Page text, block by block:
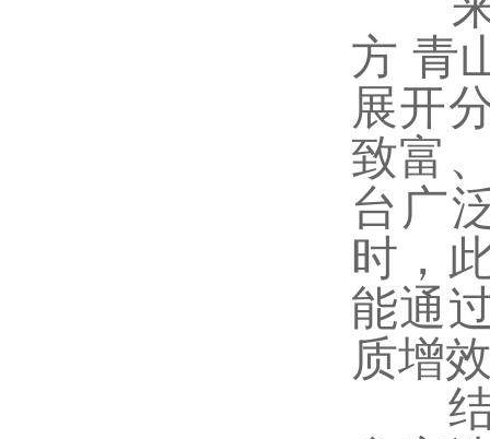
方 青
展开
致富
台广
时，
能通
质增
结